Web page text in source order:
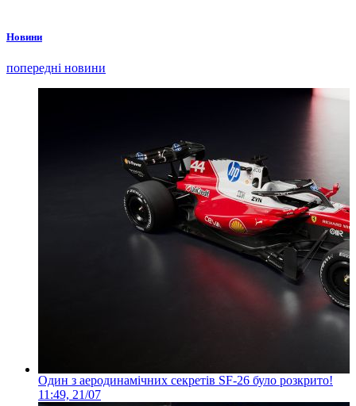
Новини
попередні новини
Один з аеродинамічних секретів SF-26 було розкрито!
11:49, 21/07